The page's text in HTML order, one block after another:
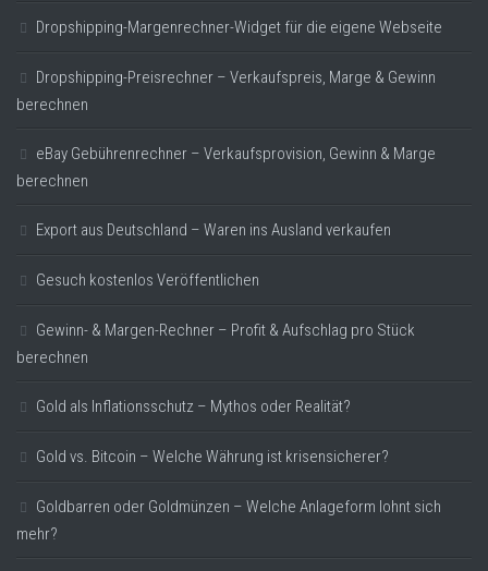
Dropshipping-Margenrechner-Widget für die eigene Webseite
Dropshipping-Preisrechner – Verkaufspreis, Marge & Gewinn
berechnen
eBay Gebührenrechner – Verkaufsprovision, Gewinn & Marge
berechnen
Export aus Deutschland – Waren ins Ausland verkaufen
Gesuch kostenlos Veröffentlichen
Gewinn- & Margen-Rechner – Profit & Aufschlag pro Stück
berechnen
Gold als Inflationsschutz – Mythos oder Realität?
Gold vs. Bitcoin – Welche Währung ist krisensicherer?
Goldbarren oder Goldmünzen – Welche Anlageform lohnt sich
mehr?